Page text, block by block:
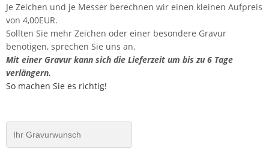
Je Zeichen und je Messer berechnen wir einen kleinen Aufpreis
von 4,00EUR.
Sollten Sie mehr Zeichen oder einer besondere Gravur
benötigen, sprechen Sie uns an.
Mit einer Gravur kann sich die Lieferzeit um bis zu 6 Tage
verlängern.
So machen Sie es richtig!